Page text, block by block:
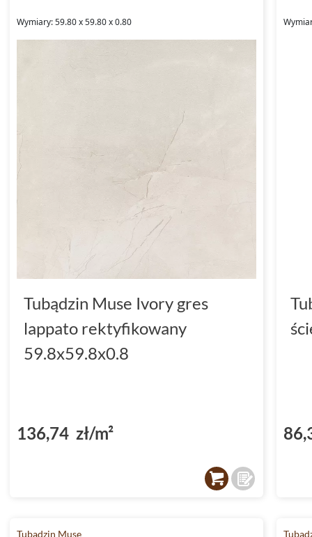
Wymiary: 59.80 x 59.80 x 0.80
Tubądzin Muse Ivory gres
lappato rektyfikowany
59.8x59.8x0.8
136,74 zł/m²
Tubądzin Muse